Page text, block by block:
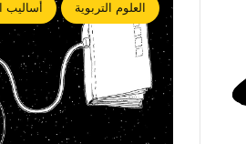
العلوم التربوية أساليب